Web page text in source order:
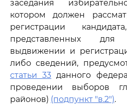
заседания
котором должен
регистрации
представленных
выдвижении и
либо сведений,
статьи 33 данного
проведении выборов
районов) (подпункт "в.2").